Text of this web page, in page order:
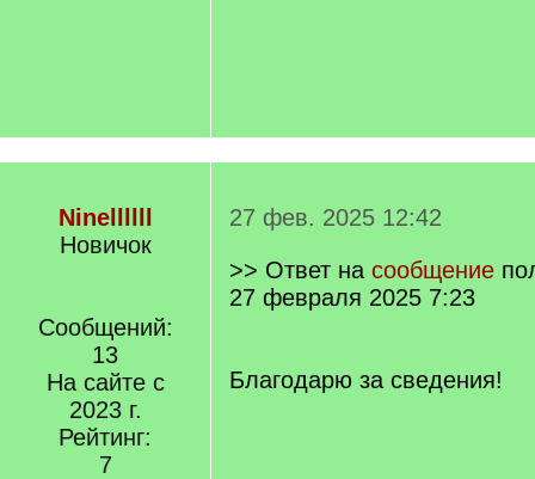
Ninellllll
Новичок
Сообщений:
13
На сайте с
2023 г.
Рейтинг:
7
27 фев. 2025 12:42
>> Ответ на сообщение
27 февраля 2025 7:23
Благодарю за сведения!